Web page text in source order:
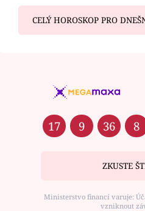
CELÝ HOROSKOP PRO
17 9 36 8
ZKUSTE
Ministerstvo financí varuje:
vzniknout